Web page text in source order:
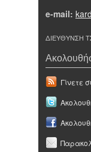
e-mail:
ΔΙΕΥΘΥΝΣΗ
Γίνετε